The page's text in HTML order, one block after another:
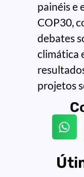
painéis e
COP30,
debates
climática
projetos